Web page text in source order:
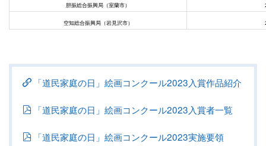
胆振総合振興局（室蘭市） ２月１
空知総合振興局（岩見沢市） ２月２６
「道民家庭の日」絵画コンクール2023入賞作品紹介
「道民家庭の日」絵画コンクール2023入賞者一覧
「道民家庭の日」絵画コンクール2023実施要領